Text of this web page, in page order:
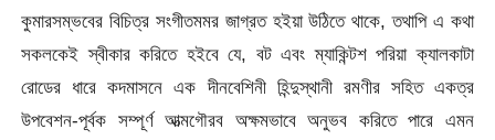
কুমারসম্ভবের বিচিত্র সংগীতমমর জাগ্রত হইয়া উঠিতে থাকে, তথাপি এ কথা
সকলকেই স্বীকার করিতে হইবে যে, বট এবং ম্যাকিন্টশ পরিয়া ক্যালকাটা
রোডের ধারে কদমাসনে এক দীনবেশিনী হিন্দুস্থানী রমণীর সহিত একত্র
উপবেশন-পূর্বক সম্পূর্ণ আত্মগৌরব অক্ষমভাবে অনুভব করিতে পারে এমন